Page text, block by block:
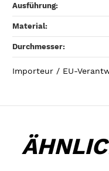
Ausführung‍:
Material‍:
Durchmesser‍:
Importeur / EU-